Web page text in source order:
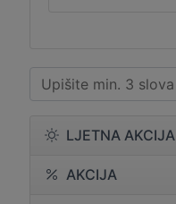
LJETNA AKCIJA
AKCIJA